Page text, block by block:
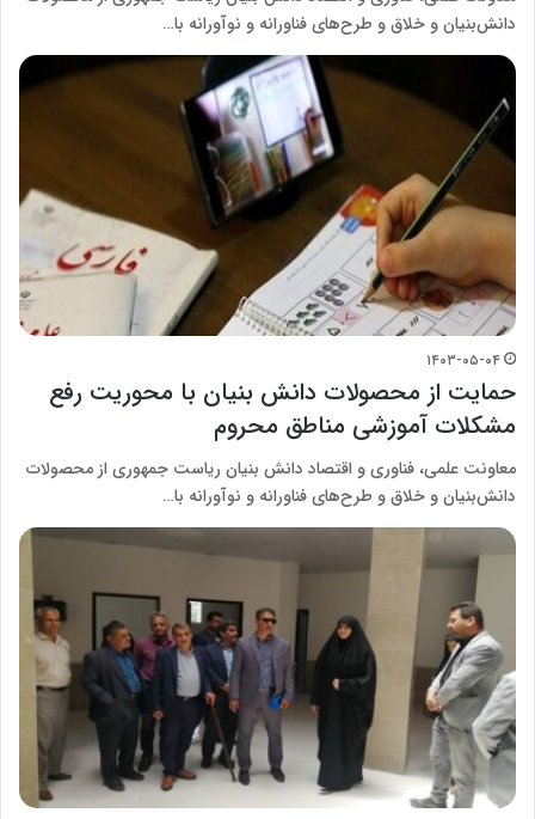
دانش‌بنیان و خلاق و طرح‌های فناورانه و نوآورانه با…
۱۴۰۳-۰۵-۰۴
حمایت از محصولات دانش بنیان با محوریت رفع
مشکلات آموزشی مناطق محروم
معاونت علمی، فناوری و اقتصاد دانش بنیان ریاست جمهوری از محصولات
دانش‌بنیان و خلاق و طرح‌های فناورانه و نوآورانه با…